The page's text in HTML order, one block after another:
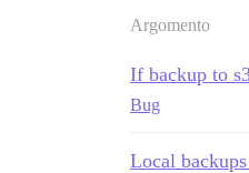
Argomento
If backup to
Bug
Local